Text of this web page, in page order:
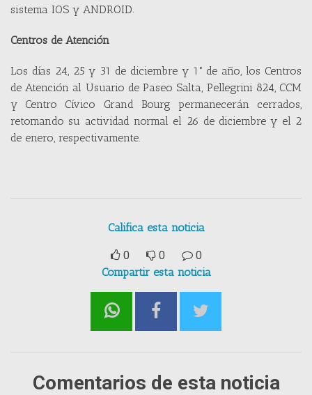
sistema IOS y ANDROID.
Centros de Atención
Los días 24, 25 y 31 de diciembre y 1° de año, los Centros
de Atención al Usuario de Paseo Salta, Pellegrini 824, CCM
y Centro Cívico Grand Bourg permanecerán cerrados,
retomando su actividad normal el 26 de diciembre y el 2
de enero, respectivamente.
Califica esta noticia
0 0
0
Compartir esta noticia
Comentarios de esta noticia